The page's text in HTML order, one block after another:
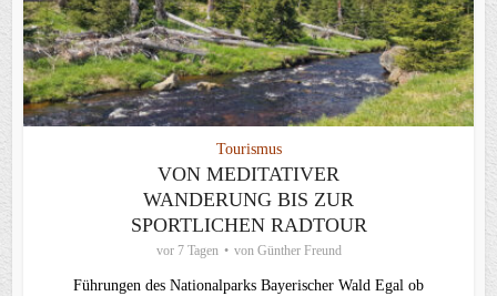
Tourismus
VON MEDITATIVER
WANDERUNG BIS ZUR
SPORTLICHEN RADTOUR
vor 7 Tagen von Günther Freund
Führungen des Nationalparks Bayerischer Wald Egal ob